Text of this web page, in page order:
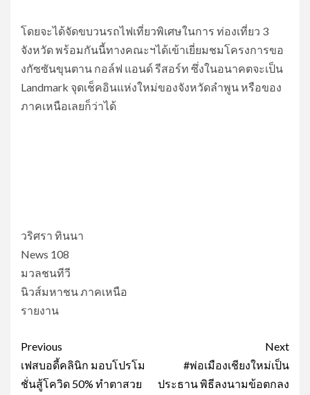
โดยจะได้จัดขบวนรถไฟเที่ยวพิเศษในการ ท่องเที่ยว 3
จังหวัด พร้อมกันนี้ทางคณะฯได้เข้าเยี่ยมชมโครงการขอ
งกัซซันขุนตาน กอล์ฟ แอนด์ รีสอร์ท ซึ่งในอนาคตจะเป็น
Landmark จุดเช็คอินแห่งใหม่ของจังหวัดลำพูน หรือของ
ภาคเหนือเลยก็ว่าได้
วริศรา ทินนา
News 108
มวลชนทีวี
นิวส์มหาชน ภาคเหนือ
รายงาน
Post
navigation
Previous
เฟสบอดี้คลินิก มอบโปรโม
ชั่นสู้โควิด 50% ทำตาสวย
Next
#พ่อเมืองเชียงใหม่เป็น
ประธาน พิธีลงนามข้อตกลง